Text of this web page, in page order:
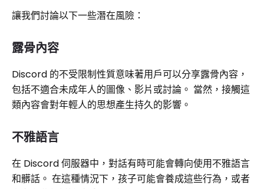
讓我們討論以下一些潛在風險：
露骨內容
Discord 的不受限制性質意味著用戶可以分享露骨內容，
包括不適合未成年人的圖像、影片或討論。 當然，接觸這
類內容會對年輕人的思想產生持久的影響。
不雅語言
在 Discord 伺服器中，對話有時可能會轉向使用不雅語言
和髒話。 在這種情況下，孩子可能會養成這些行為，或者